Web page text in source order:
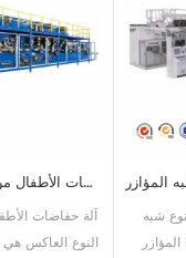
آلة حفاضات الأطفال من نوع محرك عاكس RX-INK400
النوع العاكس هي
شبه
المؤازر RX-HY600 عبارة عن آلة